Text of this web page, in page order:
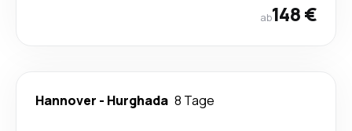
ab148 €
Hannover - Hurghada 8 Tage